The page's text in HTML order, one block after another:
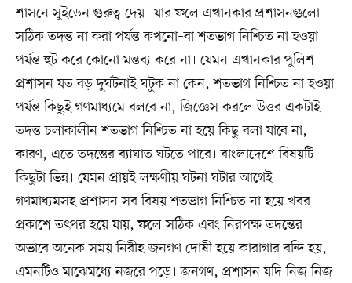
শাসনে সুইডেন গুরুত্ব দেয়। যার ফলে এখানকার প্রশাসনগুলো
সঠিক তদন্ত না করা পর্যন্ত কখনো–বা শতভাগ নিশ্চিত না হওয়া
পর্যন্ত হুট করে কোনো মন্তব্য করে না। যেমন এখানকার পুলিশ
প্রশাসন যত বড় দুর্ঘটনাই ঘটুক না কেন, শতভাগ নিশ্চিত না হওয়া
পর্যন্ত কিছুই গণমাধ্যমে বলবে না, জিজ্ঞেস করলে উত্তর একটাই—
তদন্ত চলাকালীন শতভাগ নিশ্চিত না হয়ে কিছু বলা যাবে না,
কারণ, এতে তদন্তের ব্যাঘাত ঘটতে পারে। বাংলাদেশে বিষয়টি
কিছুটা ভিন্ন। যেমন প্রায়ই লক্ষণীয় ঘটনা ঘটার আগেই
গণমাধ্যমসহ প্রশাসন সব বিষয় শতভাগ নিশ্চিত না হয়ে খবর
প্রকাশে তৎপর হয়ে যায়, ফলে সঠিক এবং নিরপক্ষ তদন্তের
অভাবে অনেক সময় নিরীহ জনগণ দোষী হয়ে কারাগার বন্দি হয়,
এমনটিও মাঝেমধ্যে নজরে পড়ে। জনগণ, প্রশাসন যদি নিজ নিজ